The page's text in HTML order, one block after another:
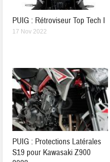
PUIG : Rétroviseur Top Tech I
17 Nov 2022
PUIG : Protections Latérales
S19 pour Kawasaki Z900